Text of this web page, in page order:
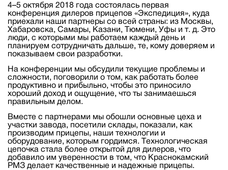
4–5 октября 2018 года состоялась первая
конференция дилеров прицепов «Экспедиция», куда
приехали наши партнеры со всей страны: из Москвы,
Хабаровска, Самары, Казани, Тюмени, Уфы и т. д. Это
люди, с которыми мы работаем каждый день и
планируем сотрудничать дальше, те, кому доверяем и
показываем свои разработки.
На конференции мы обсудили текущие проблемы и
сложности, поговорили о том, как работать более
продуктивно и прибыльно, чтобы это приносило
хороший доход и ощущение, что ты занимаешься
правильным делом.
Вместе с партнерами мы обошли основные цеха и
участки завода, посетили склады, показали, как
производим прицепы, наши технологии и
оборудование, которым гордимся. Технологическая
цепочка стала более открытой для дилеров, что
добавило им уверенности в том, что Краснокамский
РМЗ делает качественные и надежные прицепы.